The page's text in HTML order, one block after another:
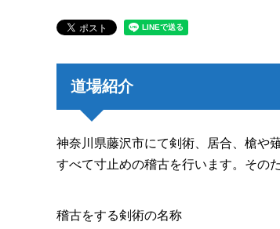
道場紹介
神奈川県藤沢市にて剣術、居合、槍や
すべて寸止めの稽古を行います。その
稽古をする剣術の名称